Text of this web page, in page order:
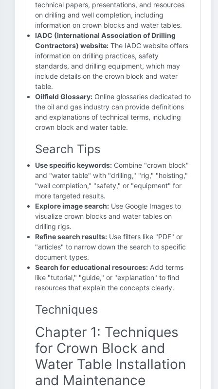
technical papers, presentations, and resources
on drilling and well completion, including
information on crown blocks and water tables.
IADC (International Association of Drilling
Contractors) website: The IADC website offers
information on drilling practices, safety
standards, and drilling equipment, which may
include details on the crown block and water
table.
Oilfield Glossary: Online glossaries dedicated to
the oil and gas industry can provide definitions
and explanations of technical terms, including
crown block and water table.
Search Tips
Use specific keywords: Combine "crown block"
and "water table" with "drilling," "rig," "hoisting,"
"well completion," "safety," or "equipment" for
more targeted results.
Explore image search: Use Google Images to
visualize crown blocks and water tables on
drilling rigs.
Refine search results: Use filters like "PDF" or
"articles" to narrow down the search to specific
document types.
Search for educational resources: Add terms
like "tutorial," "guide," or "explanation" to find
resources that explain the concepts clearly.
Techniques
Chapter 1: Techniques
for Crown Block and
Water Table Installation
and Maintenance